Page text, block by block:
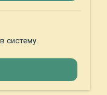
систему.